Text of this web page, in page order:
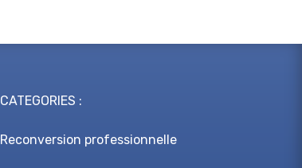
CATEGORIES :
Reconversion professionnelle